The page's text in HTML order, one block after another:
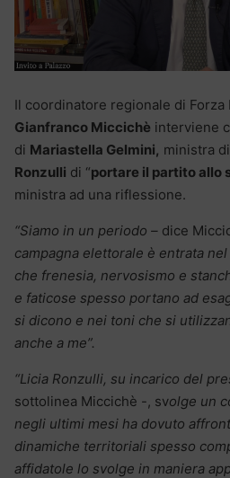
Il coordinatore regionale di Forza
Gianfranco Miccichè interviene
di Mariastella Gelmini, ministra
Ronzulli di “portare il partito allo
ministra ad una riflessione.
“Siamo in un periodo – dice
campagna elettorale è entrata
che frenesia, nervosismo e
e faticose spesso portano ad
si dicono e nei toni che si
anche a me”.
“Licia Ronzulli, su incarico del
sottolinea Miccichè -, svolge un
negli ultimi mesi ha dovuto
dinamiche territoriali spesso
affidatole lo svolge in maniera